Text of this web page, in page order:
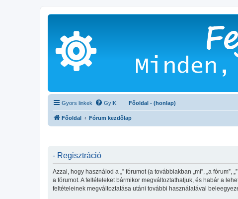
Gyors linkek GyIK Főoldal - (honlap)
Főoldal Fórum kezdőlap
- Regisztráció
Azzal, hogy használod a „” fórumot (a továbbiakban „mi”, „a
a fórumot. A feltételeket bármikor megváltoztathatjuk, és habár a
feltételeinek megváltoztatása utáni további használatával